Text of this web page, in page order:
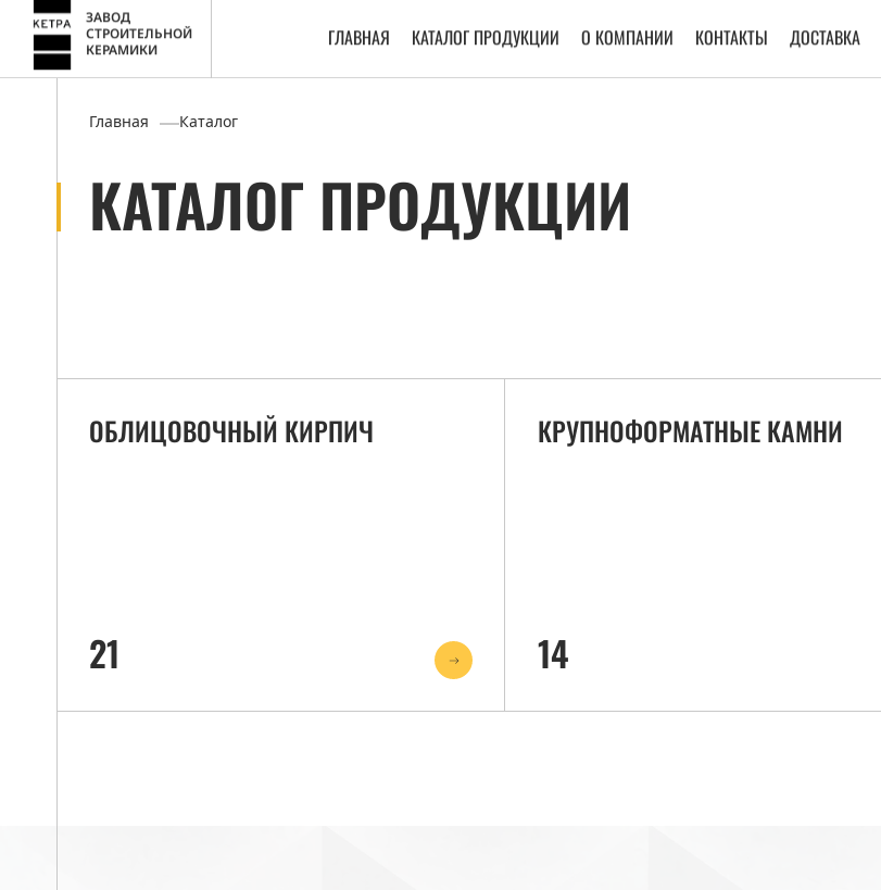
ЗАВОД
СТРОИТЕЛЬНОЙ
КЕРАМИКИ
ГЛАВНАЯ КАТАЛОГ ПРОДУКЦИИ О КОМПАНИИ КОНТАКТЫ ДОСТАВКА
Главная Каталог
КАТАЛОГ ПРОДУКЦИИ
ОБЛИЦОВОЧНЫЙ КИРПИЧ
21
КРУПНОФОРМАТНЫЕ КАМНИ
14